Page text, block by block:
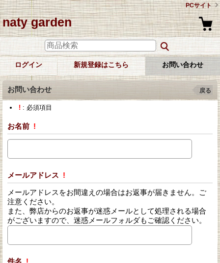
PCサイト
naty garden
ログイン 新規登録はこちら お問い合わせ
お問い合わせ 戻る
! : 必須項目
お名前 !
メールアドレス !
メールアドレスをお間違えの場合はお返事が届きません。ご
注意ください。
また、弊店からのお返事が迷惑メールとして処理される場合
がございますので、迷惑メールフォルダもご確認ください。
件名 !